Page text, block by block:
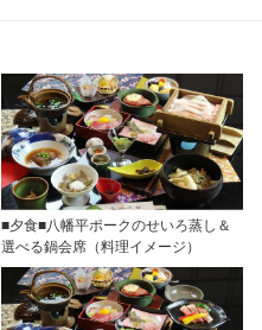
■夕食■八幡平ポークのせいろ蒸し＆
選べる鍋会席（料理イメージ）